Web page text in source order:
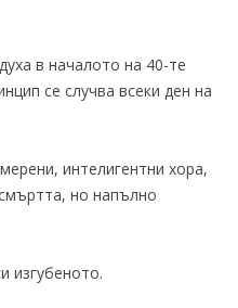
в началото на 40-те
се случва всеки ден на
интелигентни хора,
но напълно
изгубеното.